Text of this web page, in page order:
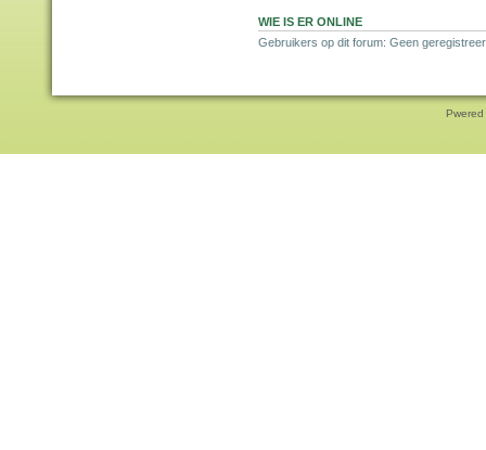
WIE IS ER ONLINE
Gebruikers op dit forum: Geen